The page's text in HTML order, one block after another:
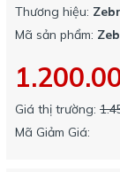
Thương hiệu:
Mã sản phẩm:
Giá thị trường:
Mã Giảm Giá: